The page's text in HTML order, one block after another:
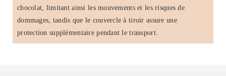
chocolat, limitant ainsi les mouvements et les risques de
dommages, tandis que le couvercle à tiroir assure une
protection supplémentaire pendant le transport.